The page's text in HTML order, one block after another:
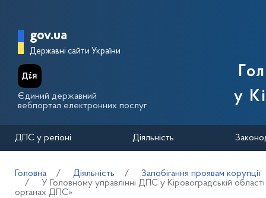
Головна сторінка Державної
gov.ua
Державні сайти України
Єдиний державний
вебпортал електронних послуг
у
ДПС у регіоні Діяльність
Головна Діяльність
Запобігання проявам корупції
У Головному управлінні ДПС у Кіровоградській
органах ДПС»